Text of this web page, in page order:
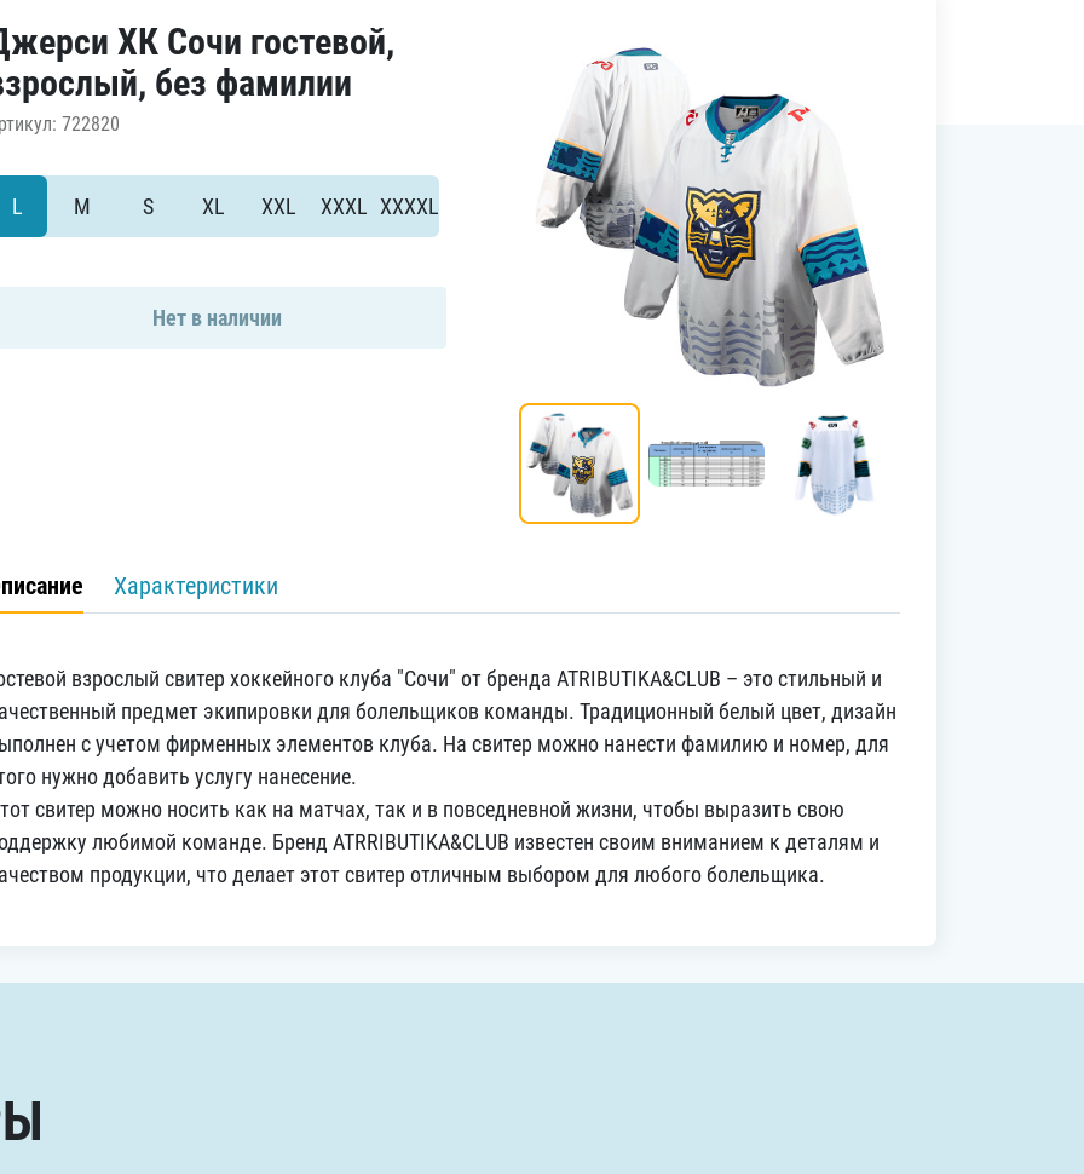
Барыс
Салават Юлаев
Сибирь
ХК Сочи гостевой,
без фамилии
722820
L M S XL XXL XXXL XXXXL
Нет в наличии
Характеристики
взрослый свитер хоккейного клуба "Сочи" от бренда ATRIBUTIKA&CLUB – это стильный и
предмет экипировки для болельщиков команды. Традиционный белый цвет, дизайн
с учетом фирменных элементов клуба. На свитер можно нанести фамилию и номер, для
нужно добавить услугу нанесение.
свитер можно носить как на матчах, так и в повседневной жизни, чтобы выразить свою
любимой команде. Бренд ATRRIBUTIKA&CLUB известен своим вниманием к деталям и
продукции, что делает этот свитер отличным выбором для любого болельщика.